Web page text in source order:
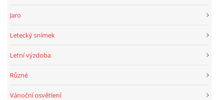
Jaro
Letecký snímek
Letní výzdoba
Různé
Vánoční osvětlení